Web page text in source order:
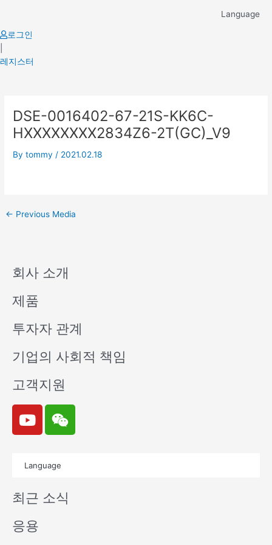
content
Language
로그인
레지스터
DSE-0016402-67-21S-KK6C-
HXXXXXXXX2834Z6-2T(GC)_V9
Bytommy / 2021.02.18
navigation
← Previous Media
회사 소개
제품
투자자 관계
기업의 사회적 책임
고객지원
Y
o
u
e
W
e
i
n
Language
최근 소식
응용